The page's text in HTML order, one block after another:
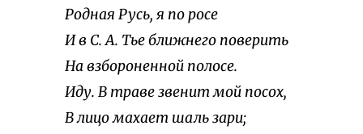
Родная Русь, я по росе
И в С. А. Тье ближнего поверить
На взбороненной полосе.
Иду. В траве звенит мой посох,
В лицо махает шаль зари;